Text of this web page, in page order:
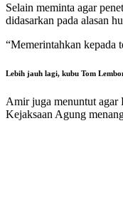
Selain meminta agar
didasarkan pada alasan
“Memerintahkan kepada
Lebih jauh lagi, kubu Tom
Amir juga menuntut agar
Kejaksaan Agung